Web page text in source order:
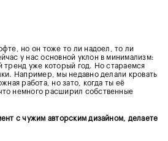
но он тоже то ли надоел, то ли
у нас основной уклон в минимализм:
тренд уже который год. Но стараемся
Например, мы недавно делали кровать
работа, но зато, когда ты её
немного расширил собственные
с чужим авторским дизайном, делаете